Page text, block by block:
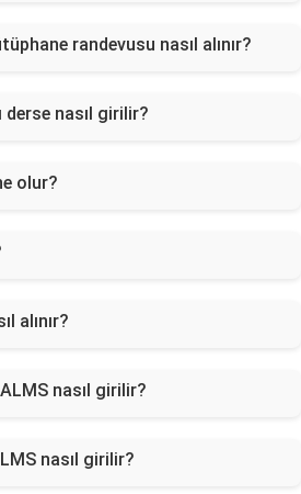
randevusu nasıl alınır?
derse nasıl girilir?
olur?
alınır?
nasıl girilir?
nasıl girilir?